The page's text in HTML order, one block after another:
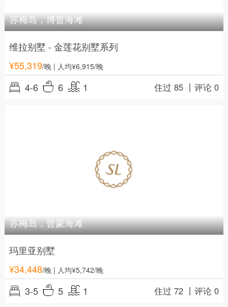
苏梅岛，博普海滩
维拉别墅 - 金莲花别墅系列
¥55,319/晚| 人均¥6,915/晚
4-6 6 1 住过 85 丨评论 0
苏梅岛，曾蒙海滩
玛里亚别墅
¥34,448/晚| 人均¥5,742/晚
3-5 5 1 住过 72 丨评论 0